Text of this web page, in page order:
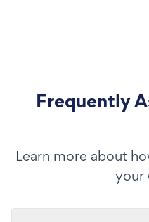
Frequently
Learn more about
your